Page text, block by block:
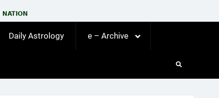
Daily Astrology e – Archive